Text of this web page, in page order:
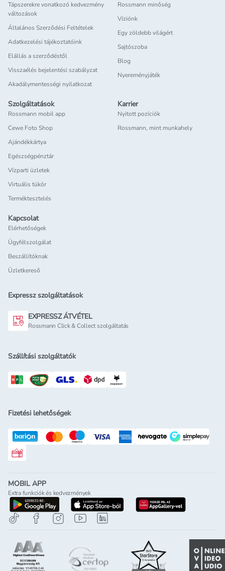
Tápszerekre vonatkozó kedvezmény
változások
Általános Szerződési Feltételek
Adatkezelési tájékoztatóink
Elállás a szerződéstől
Visszaélés bejelentési szabályzat
Akadálymentességi nyilatkozat
Rossmann minőség
Víziónk
Egy zöldebb világért
Sajtószoba
Blog
Nyereményjáték
Szolgáltatások
Rossmann mobil app
Cewe Foto Shop
Ajándékkártya
Egészségpénztár
Vízparti üzletek
Virtuális tükör
Terméktesztelés
Karrier
Nyitott pozíciók
Rossmann, mint munkahely
Kapcsolat
Elérhetőségek
Ügyfélszolgálat
Beszállítóknak
Üzletkereső
Expressz szolgáltatások
EXPRESSZ ÁTVÉTEL
Rossmann Click & Collect szolgáltatás
Szállítási szolgáltatók
Fizetési lehetőségek
Rossmann ajándékkártya
MOBIL APP
Extra funkciók és kedvezmények
letöltés a google-play-rölletöltés az app-store-ból
letöltés